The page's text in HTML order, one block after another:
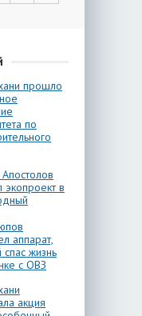
прошло
по
экопроект в
аппарат,
спас жизнь
с ОВЗ
акция